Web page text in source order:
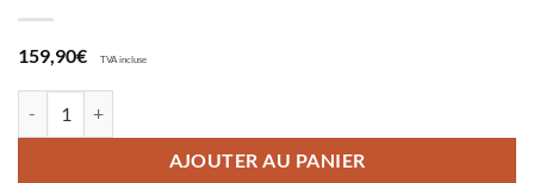
159,90€ TVA incluse
AJOUTER AU PANIER